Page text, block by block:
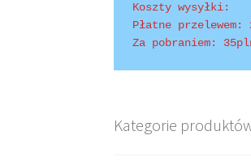
Koszty wysyłki:
Płatne przelewem:
Za pobraniem:
Kategorie